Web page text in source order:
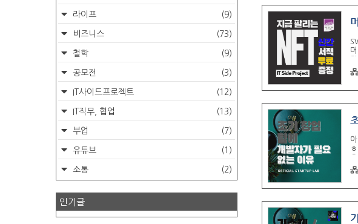
라이프 (9)
비즈니스 (73)
철학 (9)
공모전 (3)
IT사이드프로젝트 (12)
IT직무, 협업 (13)
부업 (7)
유튜브 (1)
소통 (2)
인기글